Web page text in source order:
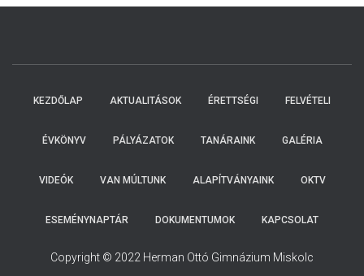
KEZDŐLAP AKTUALITÁSOK ÉRETTSÉGI FELVÉTELI
ÉVKÖNYV PÁLYÁZATOK TANÁRAINK GALÉRIA
VIDEÓK VAN MÚLTUNK ALAPÍTVÁNYAINK OKTV
ESEMÉNYNAPTÁR DOKUMENTUMOK KAPCSOLAT
Copyright © 2022 Herman Ottó Gimnázium Miskolc